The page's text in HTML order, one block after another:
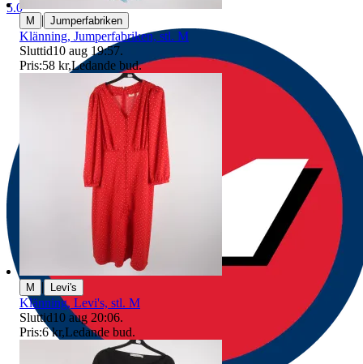
5.0
M | Jumperfabriken
Klänning, Jumperfabriken, stl. M
Sluttid10 aug 19:57.
Pris:58 kr,Ledande bud.
M | Levi's
Klänning, Levi's, stl. M
Sluttid10 aug 20:06.
Pris:6 kr,Ledande bud.